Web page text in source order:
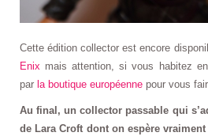
Cette édition collector est encore
Enix mais attention, si vous habitez
par la boutique européenne pour vous
Au final, un collector passable qui
de Lara Croft dont on espère